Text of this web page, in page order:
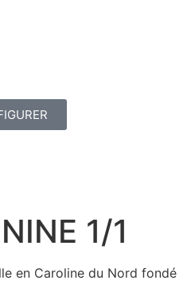
1/1
en Caroline du Nord fondé